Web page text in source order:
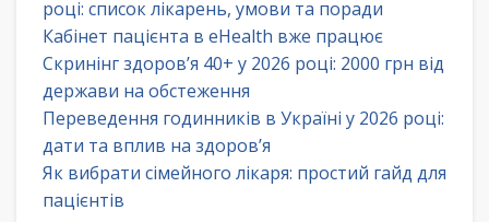
році: список лікарень, умови та поради
Кабінет пацієнта в eHealth вже працює
Скринінг здоров’я 40+ у 2026 році: 2000 грн від
держави на обстеження
Переведення годинників в Україні у 2026 році:
дати та вплив на здоров’я
Як вибрати сімейного лікаря: простий гайд для
пацієнтів